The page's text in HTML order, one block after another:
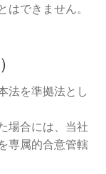
できません。
法を準拠法とし
場合には、当社
専属的合意管轄